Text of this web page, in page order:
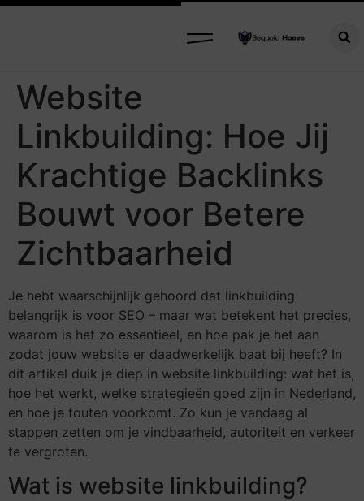
Website
Linkbuilding: Hoe Jij
Krachtige Backlinks
Bouwt voor Betere
Zichtbaarheid
Je hebt waarschijnlijk gehoord dat linkbuilding
belangrijk is voor SEO – maar wat betekent het precies,
waarom is het zo essentieel, en hoe pak je het aan
zodat jouw website er daadwerkelijk baat bij heeft? In
dit artikel duik je diep in website linkbuilding: wat het is,
hoe het werkt, welke strategieën goed zijn in Nederland,
en hoe je fouten voorkomt. Zo kun je vandaag al
stappen zetten om je vindbaarheid, autoriteit en verkeer
te vergroten.
Wat is website linkbuilding?